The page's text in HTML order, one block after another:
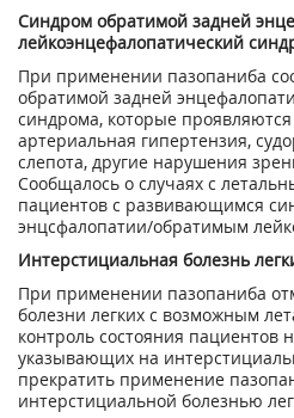
Синдром обратимой задней
лейкоэнцефалопатический
При применении пазопаниба
обратимой задней
синдрома, которые
артериальная гипертензия,
слепота, другие нарушения
Сообщалось о случаях с
пациентов с развивающимся
энцсфалопатии/обратимым
Интерстициальная болезнь
При применении пазопаниба
болезни легких с возможным
контроль состояния пациентов
указывающих на
прекратить применение
интерстициальной болезнью